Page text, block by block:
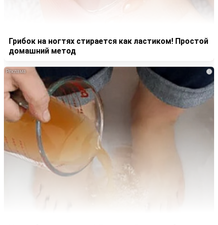
Грибок на ногтях стирается как ластиком! Простой
домашний метод
i